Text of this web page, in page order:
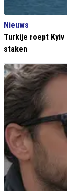
Nieuws
Turkije roept Kyiv
staken